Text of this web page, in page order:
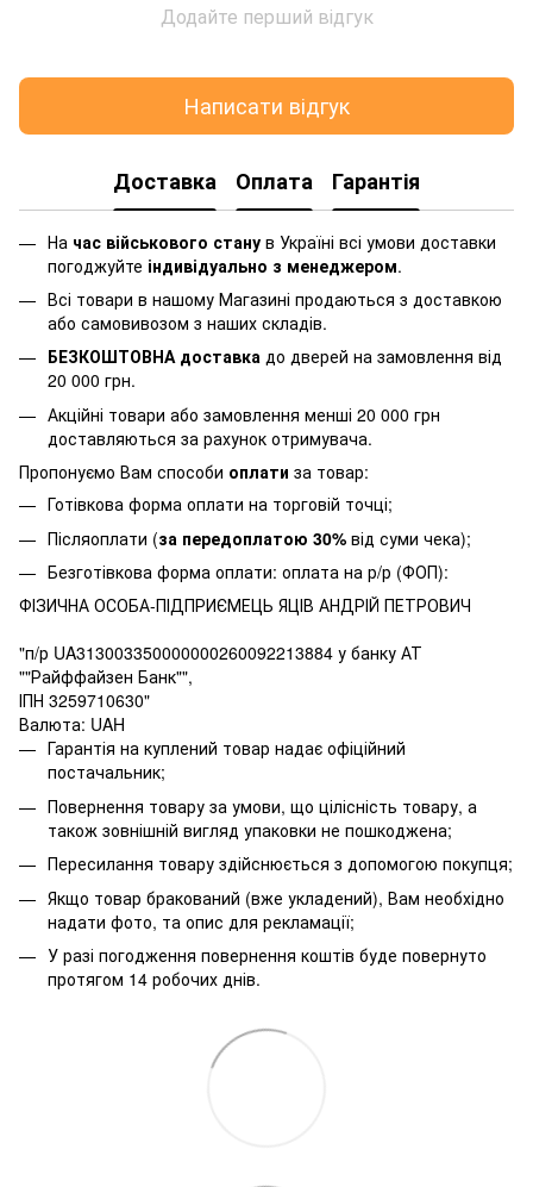
Додайте перший відгук
Написати відгук
Доставка Оплата Гарантія
На час військового стану в Україні всі умови доставки
погоджуйте індивідуально з менеджером.
Всі товари в нашому Магазині продаються з доставкою
або самовивозом з наших складів.
БЕЗКОШТОВНА доставка до дверей на замовлення від
20 000 грн.
Акційні товари або замовлення менші 20 000 грн
доставляються за рахунок отримувача.
Пропонуємо Вам способи оплати за товар:
Готівкова форма оплати на торговій точці;
Післяоплати (за передоплатою 30% від суми чека);
Безготівкова форма оплати: оплата на р/р (ФОП):
ФІЗИЧНА ОСОБА-ПІДПРИЄМЕЦЬ ЯЦІВ АНДРІЙ ПЕТРОВИЧ
"п/р UA313003350000000260092213884 у банку АТ
""Райффайзен Банк"",
ІПН 3259710630"
Валюта: UAH
Гарантія на куплений товар надає офіційний
постачальник;
Повернення товару за умови, що цілісність товару, а
також зовнішній вигляд упаковки не пошкоджена;
Пересилання товару здійснюється з допомогою покупця;
Якщо товар бракований (вже укладений), Вам необхідно
надати фото, та опис для рекламації;
У разі погодження повернення коштів буде повернуто
протягом 14 робочих днів.